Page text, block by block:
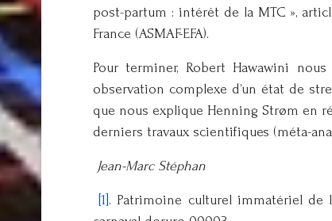
post-partum : intérêt de la MTC »,
France (ASMAF-EFA).
Pour terminer, Robert Hawawini
observation complexe d’un état de
que nous explique Henning Strøm en
derniers travaux scientifiques (méta-
Jean-Marc Stéphan
[1] . Patrimoine culturel immatériel de